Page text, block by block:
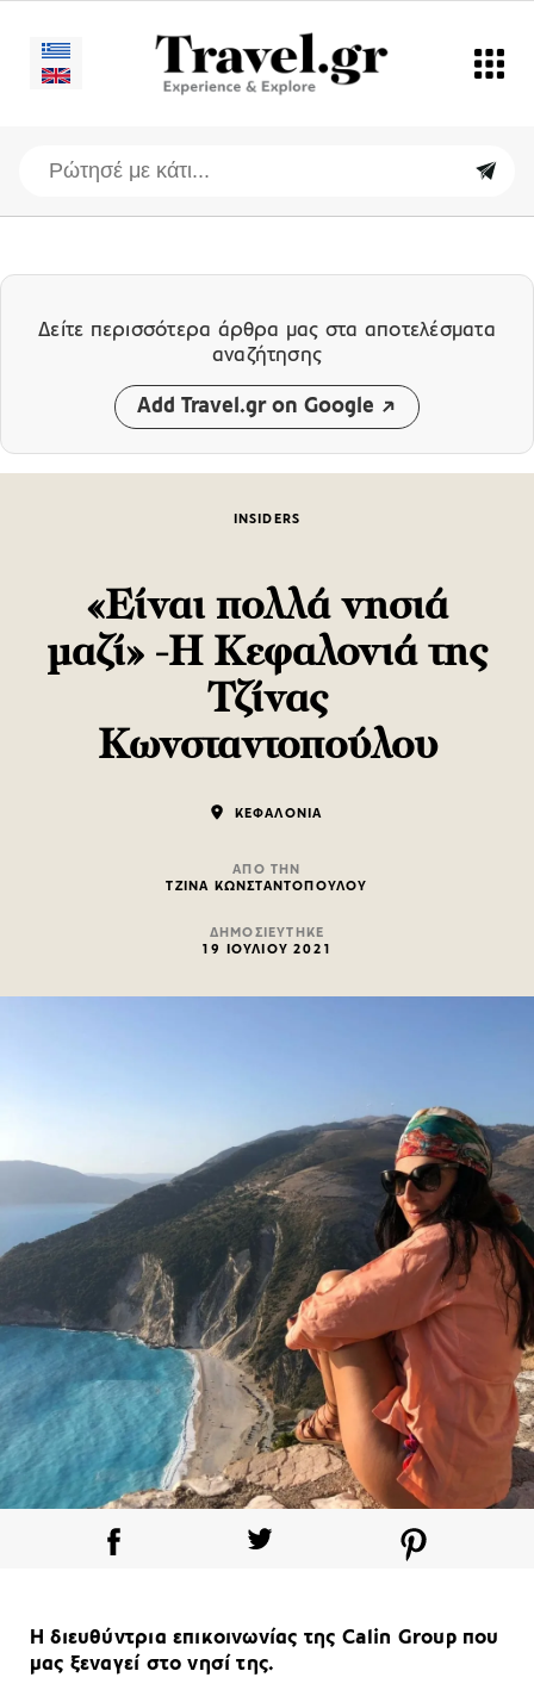
INSIDERS
«Είναι πολλά νησιά
μαζί» -Η Κεφαλονιά της
Τζίνας
Κωνσταντοπούλου
ΚΕΦΑΛΟΝΙΑ
ΑΠΟ ΤΗΝ
ΤΖΙΝΑ ΚΩΝΣΤΑΝΤΟΠΟΥΛΟΥ
ΔΗΜΟΣΙΕΥΤΗΚΕ
19 ΙΟΥΛΙΟΥ 2021
Δείτε περισσότερα άρθρα μας στα αποτελέσματα
αναζήτησης
Add Travel.gr on Google
H διευθύντρια επικοινωνίας της Calin Group που
μας ξεναγεί στο νησί της.